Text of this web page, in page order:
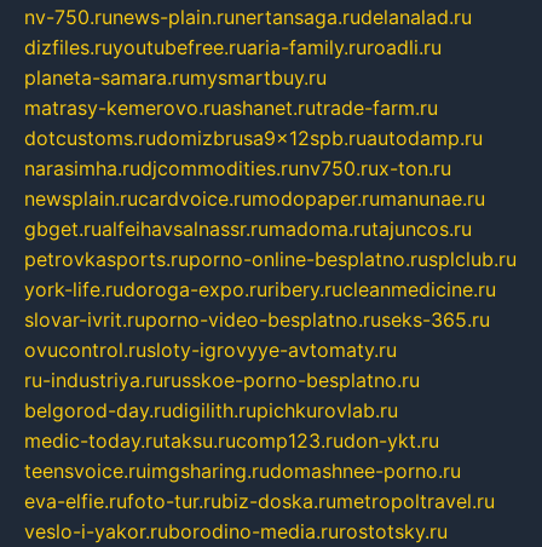
nv-750.runews-plain.runertansaga.rudelanalad.ru
dizfiles.ruyoutubefree.ruaria-family.ruroadli.ru
planeta-samara.rumysmartbuy.ru
matrasy-kemerovo.ruashanet.rutrade-farm.ru
dotcustoms.rudomizbrusa9x12spb.ruautodamp.ru
narasimha.rudjcommodities.runv750.rux-ton.ru
newsplain.rucardvoice.rumodopaper.rumanunae.ru
gbget.rualfeihavsalnassr.rumadoma.rutajuncos.ru
petrovkasports.ruporno-online-besplatno.rusplclub.ru
york-life.rudoroga-expo.ruribery.rucleanmedicine.ru
slovar-ivrit.ruporno-video-besplatno.ruseks-365.ru
ovucontrol.rusloty-igrovyye-avtomaty.ru
ru-industriya.rurusskoe-porno-besplatno.ru
belgorod-day.rudigilith.rupichkurovlab.ru
medic-today.rutaksu.rucomp123.rudon-ykt.ru
teensvoice.ruimgsharing.rudomashnee-porno.ru
eva-elfie.rufoto-tur.rubiz-doska.rumetropoltravel.ru
veslo-i-yakor.ruborodino-media.rurostotsky.ru